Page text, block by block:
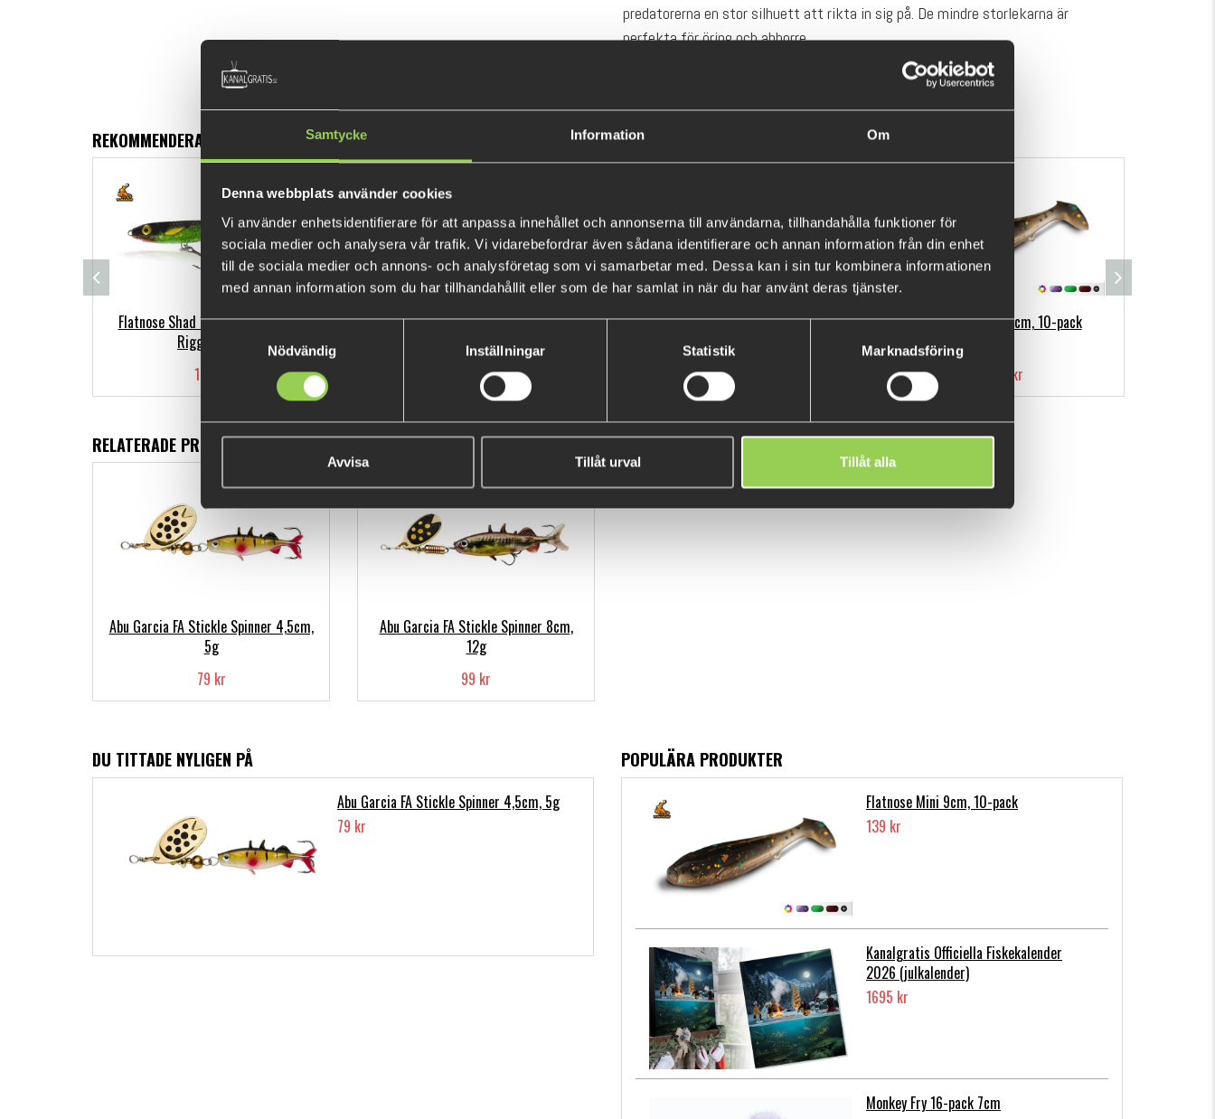
Samtycke Information Om
Denna webbplats använder cookies
Vi använder enhetsidentifierare för att anpassa innehållet och annonserna till användarna, tillhandahålla funktioner för
sociala medier och analysera vår trafik. Vi vidarebefordrar även sådana identifierare och annan information från din enhet
till de sociala medier och annons- och analysföretag som vi samarbetar med. Dessa kan i sin tur kombinera informationen
med annan information som du har tillhandahållit eller som de har samlat in när du har använt deras tjänster.
Samtyckesval
Nödvändig
Inställningar Statistik Marknadsföring
Avvisa Tillåt urval Tillåt alla
predatorerna en stor silhuett att rikta in sig på. De mindre storlekarna är
perfekta för öring och abborre.
REKOMMENDERADE PRODUKTER
Flatnose Shad 12cm med Inbyggd
Rigg 3-pack
179 kr
Berkley Pulse Spintail 14gr
89 kr
M-WAR Jiggskallar #4/0 4-pack
(BKK)
59 kr
Flatnose Mini 9cm, 10-pack
139 kr
RELATERADE PRODUKTER
Abu Garcia FA Stickle Spinner 4,5cm,
5g
79 kr
Abu Garcia FA Stickle Spinner 8cm,
12g
99 kr
DU TITTADE NYLIGEN PÅ
Abu Garcia FA Stickle Spinner 4,5cm, 5g
79 kr
POPULÄRA PRODUKTER
Flatnose Mini 9cm, 10-pack
139 kr
Kanalgratis Officiella Fiskekalender
2026 (julkalender)
1695 kr
Monkey Fry 16-pack 7cm